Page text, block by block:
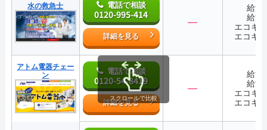
水の救急士 電話で相談
0120-995-414
詳細を見る
―
給湯
給湯
エコキ
エコキ
アトム電器チェー
ン
電話で相談
0120-54-8419
詳細を見る
―
給湯
給湯
エコキ
エコキ
スクロールで比較